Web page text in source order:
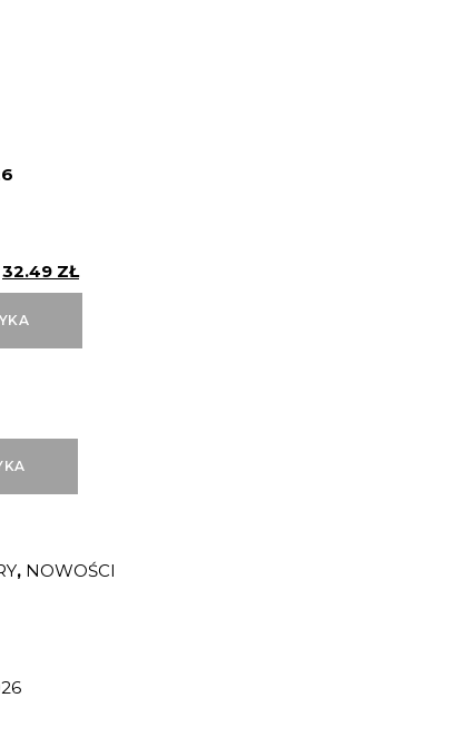
32.49 ZŁ
, NOWOŚCI